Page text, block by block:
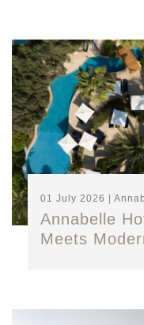
01 July 2026 |
Annabelle
Meets